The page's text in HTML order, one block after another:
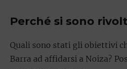
Perché si sono
Quali sono stati gli obiettivi
Barra ad affidarsi a Noiza?